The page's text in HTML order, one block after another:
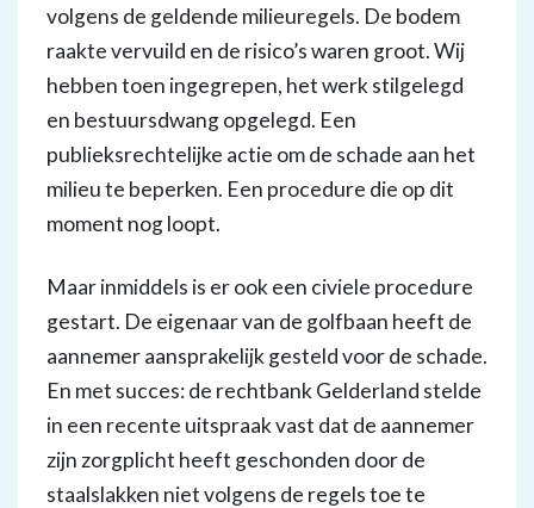
volgens de geldende milieuregels. De bodem
raakte vervuild en de risico’s waren groot. Wij
hebben toen ingegrepen, het werk stilgelegd
en bestuursdwang opgelegd. Een
publieksrechtelijke actie om de schade aan het
milieu te beperken. Een procedure die op dit
moment nog loopt.
Maar inmiddels is er ook een civiele procedure
gestart. De eigenaar van de golfbaan heeft de
aannemer aansprakelijk gesteld voor de schade.
En met succes: de rechtbank Gelderland stelde
in een recente uitspraak vast dat de aannemer
zijn zorgplicht heeft geschonden door de
staalslakken niet volgens de regels toe te